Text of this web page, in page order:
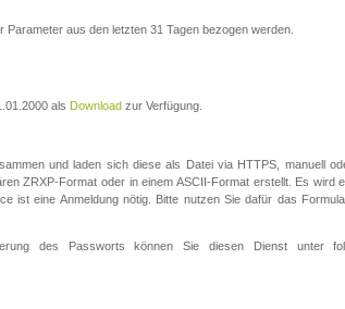
aus den letzten 31 Tagen bezogen werden.
als Download zur Verfügung.
und laden sich diese als Datei via HTTPS, manuell
ZRXP-Format oder in einem ASCII-Format erstellt. Es wird
ist eine Anmeldung nötig. Bitte nutzen Sie dafür das
des Passworts können Sie diesen Dienst unter